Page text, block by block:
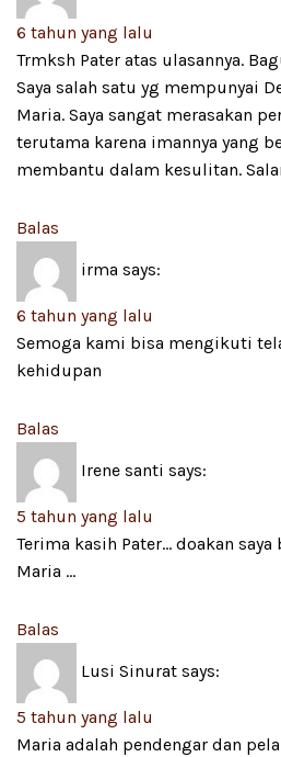
6 tahun yang lalu
Trmksh Pater atas ulasannya.
Saya salah satu yg mempunyai
Maria. Saya sangat merasakan
terutama karena imannya yang
membantu dalam kesulitan.
Balas
irma says:
6 tahun yang lalu
Semoga kami bisa mengikuti
kehidupan
Balas
Irene santi says:
5 tahun yang lalu
Terima kasih Pater… doakan
Maria …
Balas
Lusi Sinurat says:
5 tahun yang lalu
Maria adalah pendengar dan